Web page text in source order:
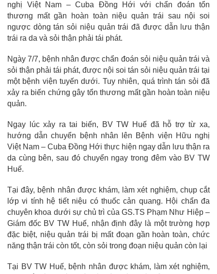
nghị Việt Nam – Cuba Đồng Hới với chẩn đoán tổn
thương mất gần hoàn toàn niệu quản trái sau nội soi
ngược dòng tán sỏi niệu quản trái đã được dẫn lưu thận
trái ra da và sỏi thận phải tái phát.
Ngày 7/7, bệnh nhân được chẩn đoán sỏi niệu quản trái và
sỏi thận phải tái phát, được nội soi tán sỏi niệu quản trái tại
một bệnh viện tuyến dưới. Tuy nhiên, quá trình tán sỏi đã
xảy ra biến chứng gây tổn thương mất gần hoàn toàn niệu
quản.
Ngay lúc xảy ra tai biến, BV TW Huế đã hỗ trợ từ xa,
hướng dẫn chuyển bệnh nhân lên Bệnh viện Hữu nghị
Việt Nam – Cuba Đồng Hới thực hiện ngay dẫn lưu thận ra
da cùng bên, sau đó chuyển ngay trong đêm vào BV TW
Huế.
Tại đây, bệnh nhân được khám, làm xét nghiệm, chụp cắt
lớp vi tính hệ tiết niệu có thuốc cản quang. Hội chẩn đa
chuyên khoa dưới sự chủ trì của GS.TS Phạm Như Hiệp –
Giám đốc BV TW Huế, nhận định đây là một trường hợp
đặc biệt, niệu quản trái bị mất đoạn gần hoàn toàn, chức
năng thận trái còn tốt, còn sỏi trong đoạn niệu quản còn lại
Tại BV TW Huế, bệnh nhân được khám, làm xét nghiệm,